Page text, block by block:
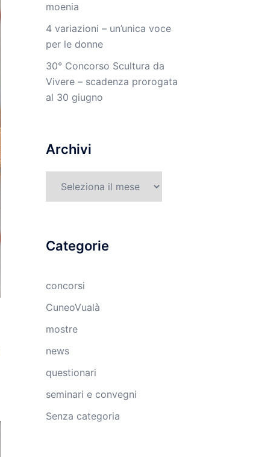
moenia
4 variazioni – un’unica voce
per le donne
30° Concorso Scultura da
Vivere – scadenza prorogata
al 30 giugno
Archivi
Categorie
concorsi
CuneoVualà
mostre
news
questionari
seminari e convegni
Senza categoria